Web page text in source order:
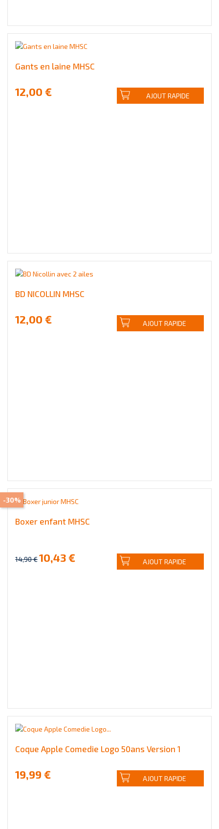
Gants en laine MHSC
12,00 € AJOUT RAPIDE
BD NICOLLIN MHSC
12,00 € AJOUT RAPIDE
Boxer enfant MHSC
14,90 €10,43 € AJOUT RAPIDE
-30%
Coque Apple Comedie Logo 50ans Version 1
19,99 € AJOUT RAPIDE